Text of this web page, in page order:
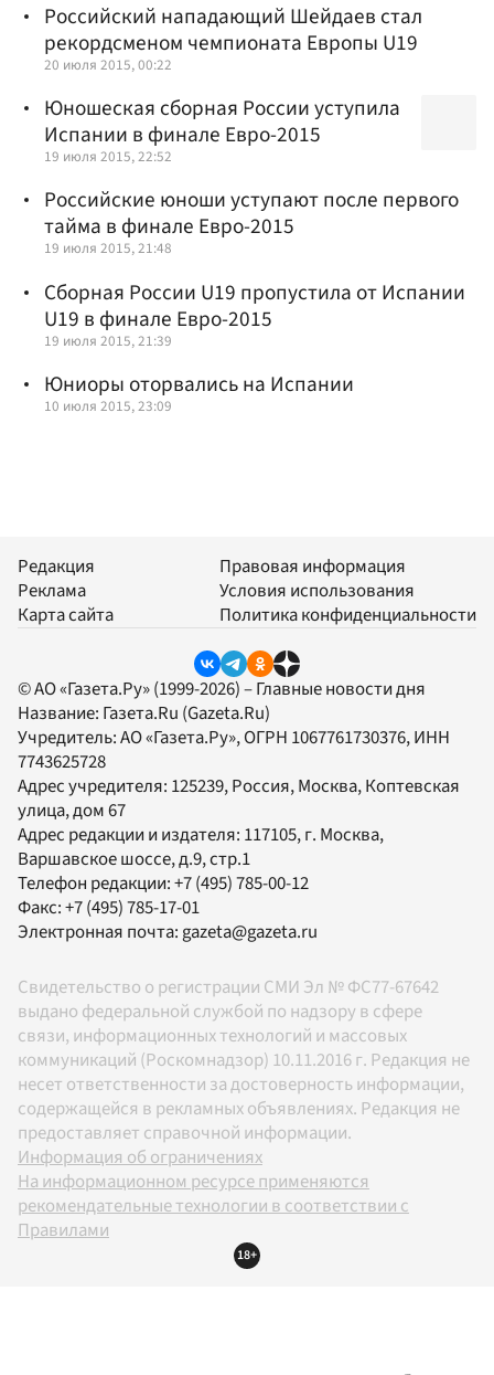
Российский нападающий Шейдаев стал
рекордсменом чемпионата Европы U19
20 июля 2015, 00:22
Юношеская сборная России уступила
Испании в финале Евро-2015
19 июля 2015, 22:52
Российские юноши уступают после первого
тайма в финале Евро-2015
19 июля 2015, 21:48
Сборная России U19 пропустила от Испании
U19 в финале Евро-2015
19 июля 2015, 21:39
Юниоры оторвались на Испании
10 июля 2015, 23:09
Редакция
Реклама
Карта сайта
Правовая информация
Условия использования
Политика конфиденциальности
© АО «Газета.Ру» (1999-2026) – Главные новости дня
Название: Газета.Ru (Gazeta.Ru)
Учредитель:АО «Газета.Ру», ОГРН 1067761730376, ИНН
7743625728
Адрес учредителя: 125239, Россия, Москва, Коптевская
улица, дом 67
Адрес редакции и издателя: 117105, г. Москва,
Варшавское шоссе, д.9, стр.1
Телефон редакции:+7 (495) 785-00-12
Факс:+7 (495) 785-17-01
Электронная почта: gazeta@gazeta.ru
Свидетельство о регистрации СМИ Эл № ФС77-67642
выдано федеральной службой по надзору в сфере
связи, информационных технологий и массовых
коммуникаций (Роскомнадзор) 10.11.2016 г. Редакция не
несет ответственности за достоверность информации,
содержащейся в рекламных объявлениях. Редакция не
предоставляет справочной информации.
Информация об ограничениях
На информационном ресурсе применяются
рекомендательные технологии в соответствии с
Правилами
18+